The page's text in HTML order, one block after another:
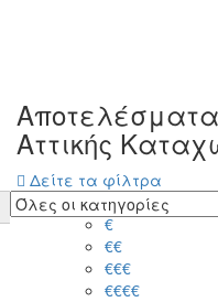
Αττικής
Δείτε τα φίλτρα
Τιμή
€
€€
€€€
€€€€